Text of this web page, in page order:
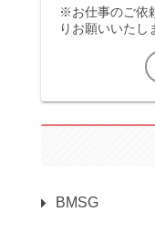
※お仕事のご依
りお願いいたし
BMSG